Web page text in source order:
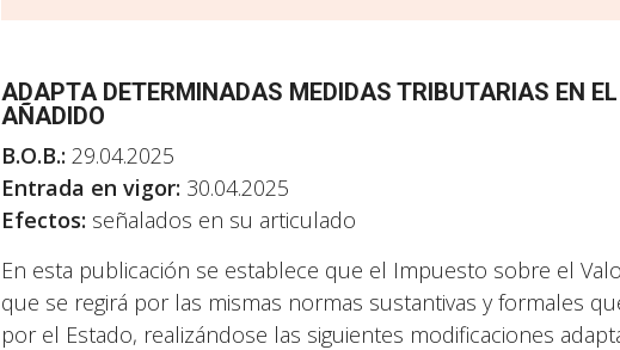
ADAPTA DETERMINADAS MEDIDAS TRIBUTARIAS EN
AÑADIDO
B.O.B.: 29.04.2025
Entrada en vigor: 30.04.2025
Efectos: señalados en su articulado
En esta publicación se establece que el Impuesto sobre el
que se regirá por las mismas normas sustantivas y formales
por el Estado, realizándose las siguientes modificaciones